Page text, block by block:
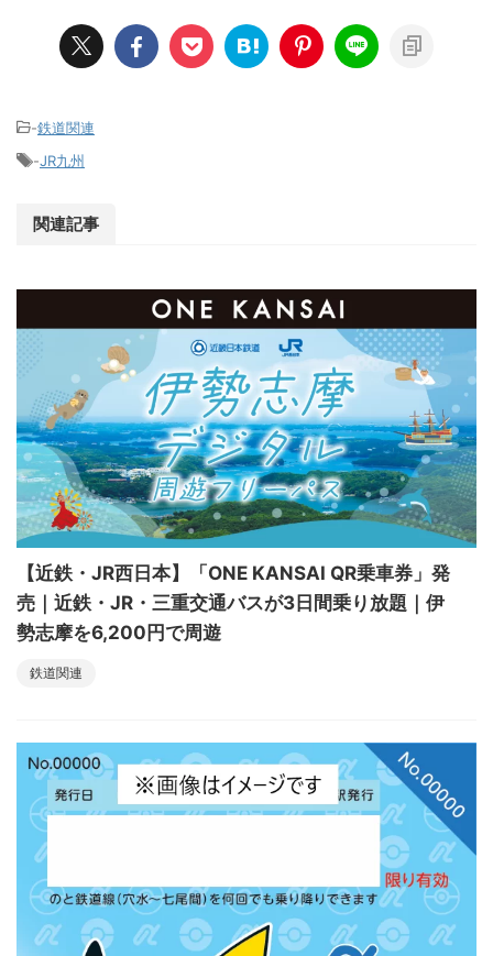
-鉄道関連
-JR九州
関連記事
【近鉄・JR西日本】「ONE KANSAI QR乗車券」発
売｜近鉄・JR・三重交通バスが3日間乗り放題｜伊
勢志摩を6,200円で周遊
鉄道関連